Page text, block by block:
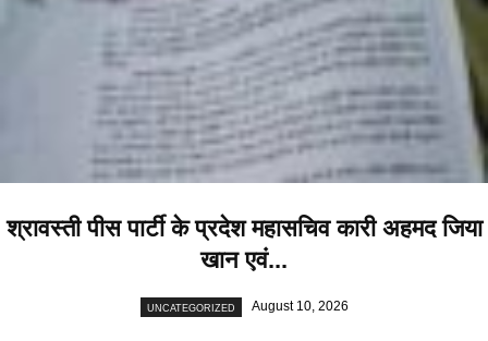
श्रावस्ती पीस पार्टी के प्रदेश महासचिव कारी अहमद जिया
खान एवं...
UNCATEGORIZED August 10, 2026